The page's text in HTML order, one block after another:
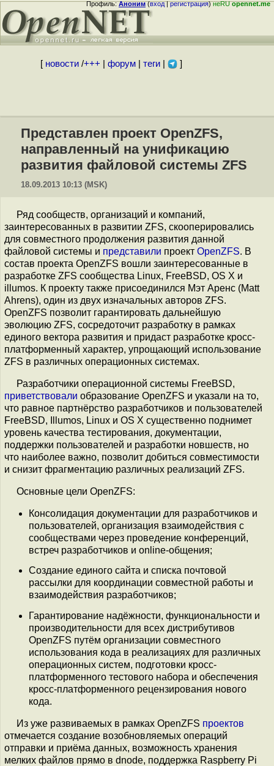
Профиль:Аноним(вход|регистрация)неRUopennet.me
[ новости/+++ форум| теги| ]
Представлен проект OpenZFS,
направленный на унификацию
развития файловой системы ZFS
18.09.2013 10:13 (MSK)
Ряд сообществ, организаций и компаний,
заинтересованных в развитии ZFS, скооперировались
для совместного продолжения развития данной
файловой системы и представили проект OpenZFS. В
состав проекта OpenZFS вошли заинтересованные в
разработке ZFS сообщества Linux, FreeBSD, OS X и
illumos. К проекту также присоединился Мэт Аренс (Matt
Ahrens), один из двух изначальных авторов ZFS.
OpenZFS позволит гарантировать дальнейшую
эволюцию ZFS, сосредоточит разработку в рамках
единого вектора развития и придаст разработке кросс-
платформенный характер, упрощающий использование
ZFS в различных операционных системах.
Разработчики операционной системы FreeBSD,
приветствовали образование OpenZFS и указали на то,
что равное партнёрство разработчиков и пользователей
FreeBSD, Illumos, Linux и OS X существенно поднимет
уровень качества тестирования, документации,
поддержки пользователей и разработки новшеств, но
что наиболее важно, позволит добиться совместимости
и снизит фрагментацию различных реализаций ZFS.
Основные цели OpenZFS:
Консолидация документации для разработчиков и
пользователей, организация взаимодействия с
сообществами через проведение конференций,
встреч разработчиков и online-общения;
Создание единого сайта и списка почтовой
рассылки для координации совместной работы и
взаимодействия разработчиков;
Гарантирование надёжности, функциональности и
производительности для всех дистрибутивов
OpenZFS путём организации совместного
использования кода в реализациях для различных
операционных систем, подготовки кросс-
платформенного тестового набора и обеспечения
кросс-платформенного рецензирования нового
кода.
Из уже развиваемых в рамках OpenZFS проектов
отмечается создание возобновляемых операций
отправки и приёма данных, возможность хранения
мелких файлов прямо в dnode, поддержка Raspberry Pi